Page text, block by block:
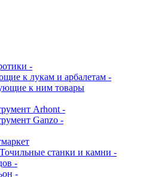
-
к лукам и арбалетам -
к ним товары
Arhont -
Ganzo -
Точильные станки и камни -
-
-